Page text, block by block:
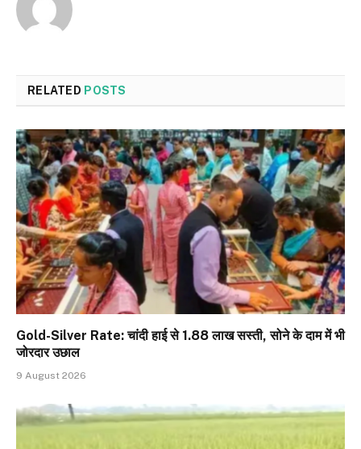
RELATED POSTS
Gold-Silver Rate: चांदी हाई से ₹1.88 लाख सस्ती, सोने के दाम में भी
जोरदार उछाल
9 August 2026